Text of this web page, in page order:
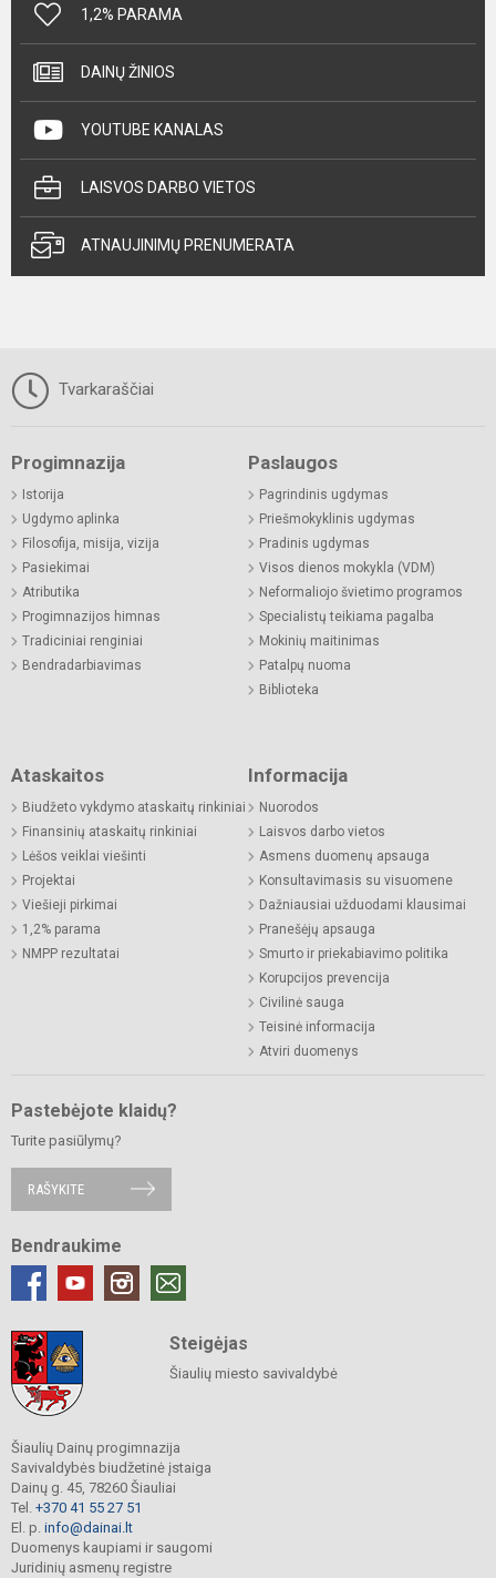
1,2% PARAMA
DAINŲ ŽINIOS
YOUTUBE KANALAS
LAISVOS DARBO VIETOS
ATNAUJINIMŲ PRENUMERATA
Tvarkaraščiai
Progimnazija
Istorija
Ugdymo aplinka
Filosofija, misija, vizija
Pasiekimai
Atributika
Progimnazijos himnas
Tradiciniai renginiai
Bendradarbiavimas
Paslaugos
Pagrindinis ugdymas
Priešmokyklinis ugdymas
Pradinis ugdymas
Visos dienos mokykla (VDM)
Neformaliojo švietimo programos
Specialistų teikiama pagalba
Mokinių maitinimas
Patalpų nuoma
Biblioteka
Ataskaitos
Biudžeto vykdymo ataskaitų rinkiniai
Finansinių ataskaitų rinkiniai
Lėšos veiklai viešinti
Projektai
Viešieji pirkimai
1,2% parama
NMPP rezultatai
Informacija
Nuorodos
Laisvos darbo vietos
Asmens duomenų apsauga
Konsultavimasis su visuomene
Dažniausiai užduodami klausimai
Pranešėjų apsauga
Smurto ir priekabiavimo politika
Korupcijos prevencija
Civilinė sauga
Teisinė informacija
Atviri duomenys
Pastebėjote klaidų?
Turite pasiūlymų?
RAŠYKITE
Bendraukime
Steigėjas
Šiaulių miesto savivaldybė
Šiaulių Dainų progimnazija
Savivaldybės biudžetinė įstaiga
Dainų g. 45, 78260 Šiauliai
Tel. +370 41 55 27 51
El. p. info@dainai.lt
Duomenys kaupiami ir saugomi
Juridinių asmenų registre